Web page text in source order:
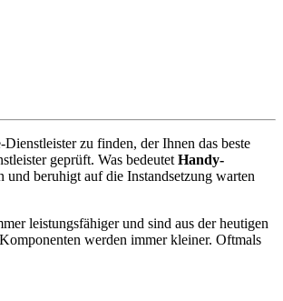
zu finden, der Ihnen das beste
geprüft. Was bedeutet Handy-
beruhigt auf die Instandsetzung warten
leistungsfähiger und sind aus der heutigen
werden immer kleiner. Oftmals